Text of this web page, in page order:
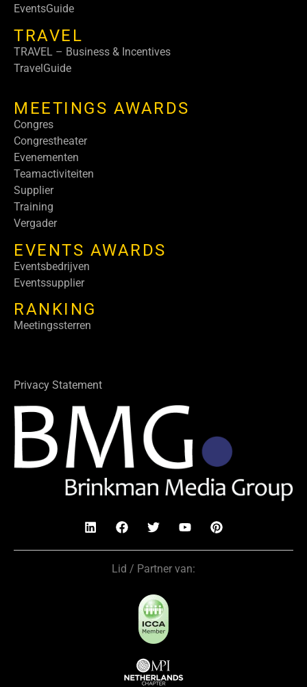
EventsGuide
TRAVEL
TRAVEL – Business & Incentives
TravelGuide
MEETINGS AWARDS
Congres
Congrestheater
Evenementen
Teamactiviteiten
Supplier
Training
Vergader
EVENTS AWARDS
Eventsbedrijven
Eventssupplier
RANKING
Meetingssterren
Privacy Statement
Lid / Partner van: